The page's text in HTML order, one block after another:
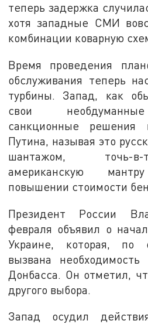
теперь задержка
хотя западные СМИ
комбинации коварную
Время проведения
обслуживания теперь
турбины. Запад, как
свои
санкционные решения
Путина, называя это
шантажом, точь-в-
американскую
повышении стоимости
Президент России
февраля объявил о
Украине, которая, по
вызвана
Донбасса. Он отметил,
другого выбора.
Запад осудил